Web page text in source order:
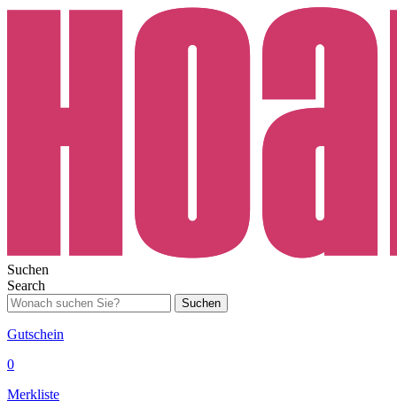
Suchen
Search
Suchen
Gutschein
0
Merkliste